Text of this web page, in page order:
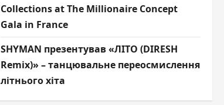
Collections at The Millionaire Concept
Gala in France
SHYMAN презентував «ЛІТО (DIRESH
Remix)» – танцювальне переосмислення
літнього хіта